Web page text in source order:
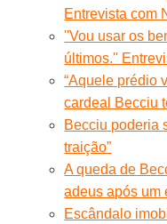
Entrevista com
''Vou usar os
últimos.''
“Aquele prédio
cardeal Becciu
Becciu poderia
traição”
A queda de
adeus após um
Escândalo